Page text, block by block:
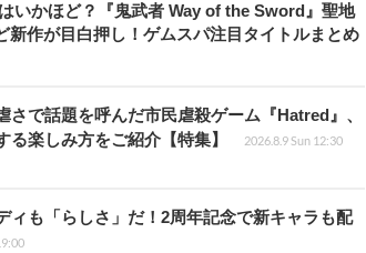
いかほど？『鬼武者 Way of the Sword』聖地
作が目白押し！ゲムスパ注目タイトルまとめ
で話題を呼んだ市民虐殺ゲーム『Hatred』、
楽しみ方をご紹介【特集】
2026.8.9 Sun 12:30
ィも「らしさ」だ！2周年記念で新キャラも配